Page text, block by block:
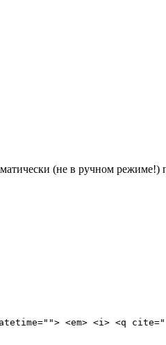
(не в ручном режиме!)
<em> <i> <q